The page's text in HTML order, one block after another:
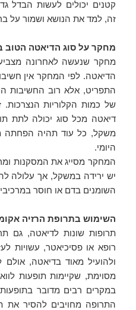
קטנים יכולים לעשות הבדל
זה, למד את הנושא ושמור על
מחקר על סוג הדיאטה הטוב
מחקר שנעשה לאחרונה
הדיאטה. לפי המחקר אין
התפריט, אלא רוב החשיבות
של כמות הקלוריות
דיאטה מכל סוג יכולה לתת
משקל, כל עוד תהיה הפחתה
היומי.
המחקר מסייג את המסקנות
יש ירידה במשקל, אך עלולה
השומנים בדם או חוסר
השימוש בתרופת הרזיה
תרופות שונות לדיאטה, גם
רופא או פסיכיאטר, עשויות
ולהועיל מאוד בדיאטה,
מסוימת, שקיימות תופעות
במקרים רבים מדובר בתופעות
התרופה מחויבים להסיר את